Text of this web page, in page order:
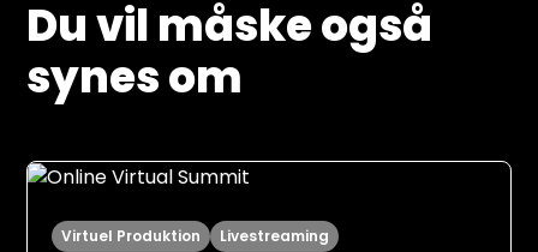
Du vil måske også
synes om
Virtuel Produktion Livestreaming